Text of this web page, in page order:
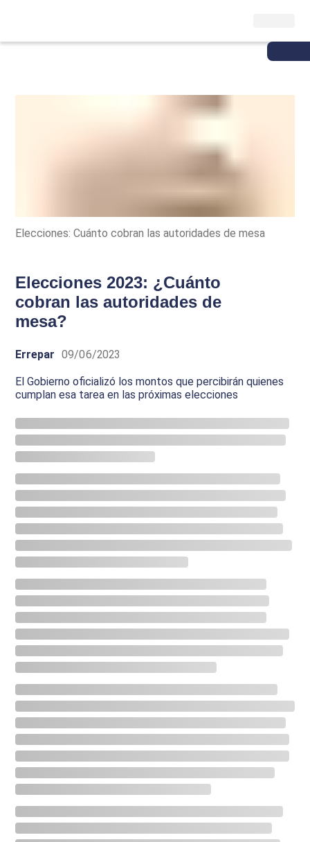
Elecciones: Cuánto cobran las autoridades de mesa
Elecciones 2023: ¿Cuánto
cobran las autoridades de
mesa?
Errepar 09/06/2023
El Gobierno oficializó los montos que percibirán quienes
cumplan esa tarea en las próximas elecciones